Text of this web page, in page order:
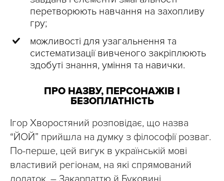
перетворюють навчання на захопливу
гру;
можливості для узагальнення та
систематизації вивченого закріплюють
здобуті знання, уміння та навички.
ПРО НАЗВУ, ПЕРСОНАЖІВ І
БЕЗОПЛАТНІСТЬ
Ігор Хворостяний розповідає, що назва
“ЙОЙ” прийшла на думку з філософії розваг.
По-перше, цей вигук в українській мові
властивий регіонам, на які спрямований